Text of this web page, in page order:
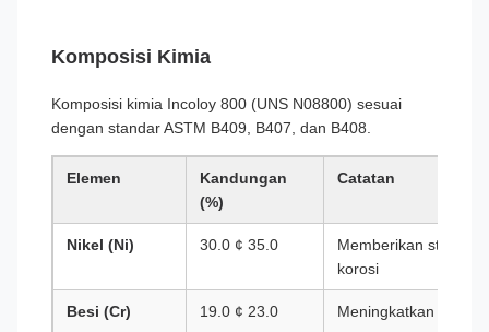
Komposisi Kimia
Komposisi kimia Incoloy 800 (UNS N08800) sesuai
dengan standar ASTM B409, B407, dan B408.
Elemen
Kandungan
(%)
Catatan
Nikel (Ni) 30.0 ¢ 35.0
Memberikan
korosi
Besi (Cr) 19.0 ¢ 23.0 Meningkatkan